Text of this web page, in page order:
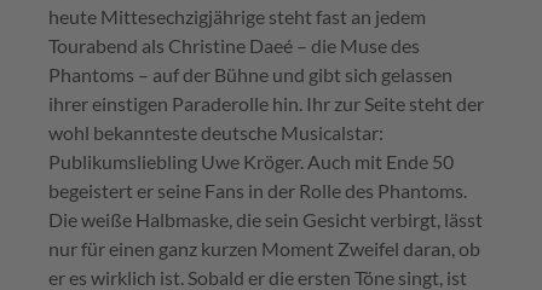
heute Mittesechzigjährige steht fast an jedem
Tourabend als Christine Daeé – die Muse des
Phantoms – auf der Bühne und gibt sich gelassen
ihrer einstigen Paraderolle hin. Ihr zur Seite steht der
wohl bekannteste deutsche Musicalstar:
Publikumsliebling Uwe Kröger. Auch mit Ende 50
begeistert er seine Fans in der Rolle des Phantoms.
Die weiße Halbmaske, die sein Gesicht verbirgt, lässt
nur für einen ganz kurzen Moment Zweifel daran, ob
er es wirklich ist. Sobald er die ersten Töne singt, ist